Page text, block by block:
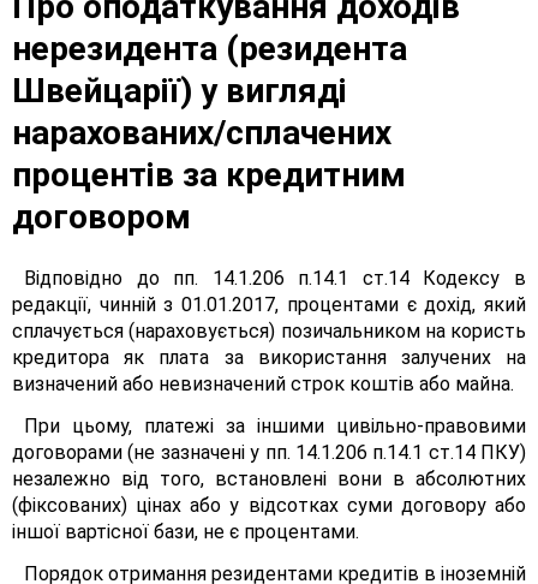
нерезидента (резидента
Швейцарії) у вигляді
нарахованих/сплачених
процентів за кредитним
договором
Відповідно до пп. 14.1.206 п.14.1 ст.14 Кодексу в
редакції, чинній з 01.01.2017, процентами є дохід, який
сплачується (нараховується) позичальником на користь
кредитора як плата за використання залучених на
визначений або невизначений строк коштів або майна.
При цьому, платежі за іншими цивільно-правовими
договорами (не зазначені у пп. 14.1.206 п.14.1 ст.14 ПКУ)
незалежно від того, встановлені вони в абсолютних
(фіксованих) цінах або у відсотках суми договору або
іншої вартісної бази, не є процентами.
Порядок отримання резидентами кредитів в іноземній